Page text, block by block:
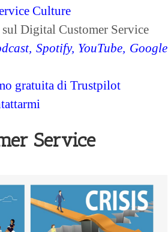
Culture
Digital Customer Service
, Spotify, YouTube, Google
gratuita di Trustpilot
Service